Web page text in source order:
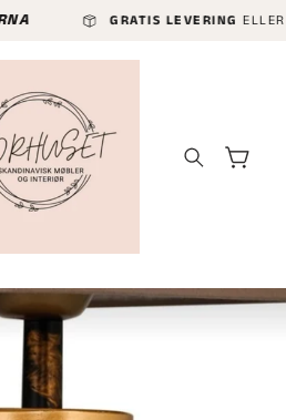
GRATIS LEVERINGELLER
Handlekurv